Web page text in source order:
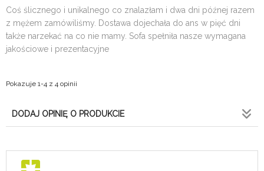
Coś ślicznego i unikalnego co znalazłam i dwa dni późnej razem
z mężem zamówiliśmy. Dostawa dojechała do ans w pięć dni
także narzekać na co nie mamy. Sofa spełniła nasze wymagana
jakościowe i prezentacyjne
Pokazuje 1-4 z 4 opinii
DODAJ OPINIĘ O PRODUKCIE